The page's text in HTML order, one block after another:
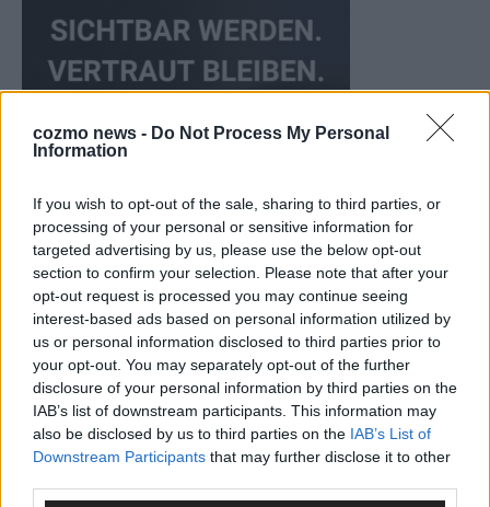
cozmo news - Do Not Process My Personal
Information
If you wish to opt-out of the sale, sharing to third parties, or
processing of your personal or sensitive information for
targeted advertising by us, please use the below opt-out
section to confirm your selection. Please note that after your
opt-out request is processed you may continue seeing
interest-based ads based on personal information utilized by
us or personal information disclosed to third parties prior to
your opt-out. You may separately opt-out of the further
disclosure of your personal information by third parties on the
IAB’s list of downstream participants. This information may
also be disclosed by us to third parties on the IAB’s List of
Downstream Participants that may further disclose it to other
KEINE NEWS MEHR VERPASSEN
ANZEIGE